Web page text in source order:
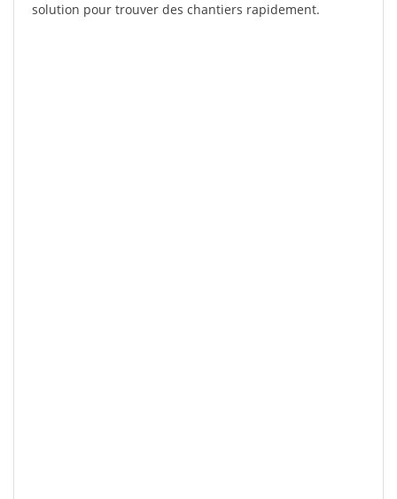
solution pour trouver des chantiers rapidement.